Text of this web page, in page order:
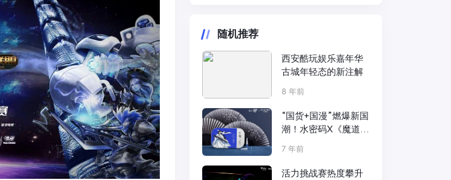
随机推荐
西安酷玩娱乐嘉年华
古城年轻态的新注解
8 年前
“国货+国漫”燃爆新国
潮！水密码X《魔道祖
师》动画跨界合作闪
耀来袭
7 年前
活力挑战赛热度攀升